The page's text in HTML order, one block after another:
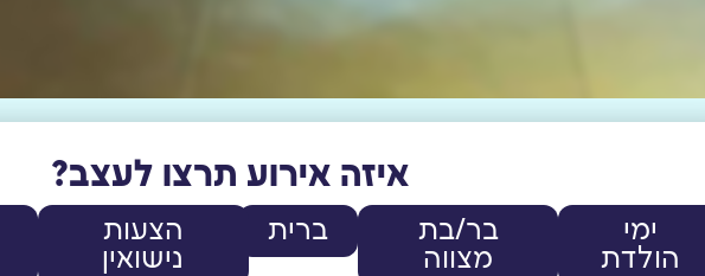
איזה אירוע תרצו לעצב?
ימי
הולדת
בר/בת
מצווה
ברית
הצעות
נישואין